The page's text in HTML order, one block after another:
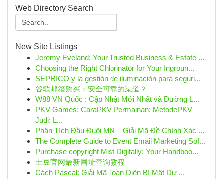
Web Directory Search
New Site Listings
Jeremy Eveland: Your Trusted Business & Estate ...
Choosing the Right Chlorinator for Your Ingroun...
SEPRICO y la gestión de iluminación para seguri...
谷歌邮箱购买：安全可靠的渠道？
W88 VN Quốc : Cập Nhật Mới Nhất và Đường L...
PKV Games: CaraPKV Permainan: MetodePKV
Judi: L...
Phân Tích Đầu Đuôi MN – Giải Mã Đề Chính Xác ...
The Complete Guide to Event Email Marketing Sof...
Purchase copyright Mist Digitally: Your Handboo...
土豆官网最新网址查询教程
Cách Pascal: Giải Mã Toàn Diện Bí Mật Dự ...